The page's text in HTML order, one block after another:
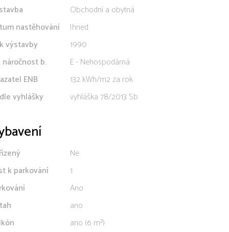
Obchodní a obytná
nastěhování
Ihned
výstavby
1990
náročnost b.
E - Nehospodárná
ENB
132 kWh/m2 za rok
vyhlášky
vyhláška 78/2013 Sb
Ne
k parkování
1
Ano
ano
ano (6 m²)